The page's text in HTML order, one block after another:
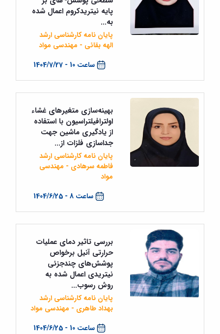
ساعت 10 - 1404/7/27
پایه نیتریدکروم اعمال شده
به...
پایان نامه کارشناسی ارشد
الهه بقائی - مهندسی مواد
ساعت 8 - 1404/6/25
بهینه‌سازی متغیرهای غشاء
اولترافیلتراسیون با استفاده
از یادگیری ماشین جهت
جداسازی فلزات از...
پایان نامه کارشناسی ارشد
فاطمه سرهادی - مهندسی
مواد
ساعت 10 - 1404/6/25
بررسی تاثیر دمای عملیات
حرارتی آنیل برخواص
پوشش‌های چندجزئی
نیتریدی اعمال شده به
روش رسوب...
پایان نامه کارشناسی ارشد
بهداد طاهری - مهندسی مواد